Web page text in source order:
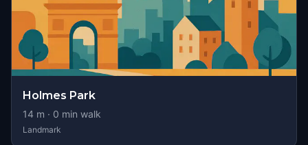
Holmes Park
14 m · 0 min walk
Landmark